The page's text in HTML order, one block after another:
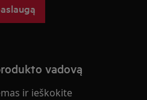
vadovą
ir ieškokite